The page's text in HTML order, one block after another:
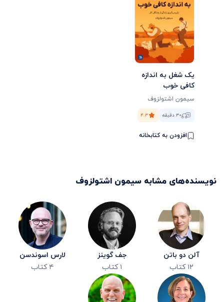
یک شغل به اندازه
کافی خوب
سیمون اشتولزوف
۳۰ دقیقه ۴.۳
افزودن به کتابخانه
نویسنده‌های مشابه سیمون اشتولزوف
آلن دو باتن
۱۲ کتاب
جف گوینز
۱ کتاب
لارس اسوندسن
۴ کتاب